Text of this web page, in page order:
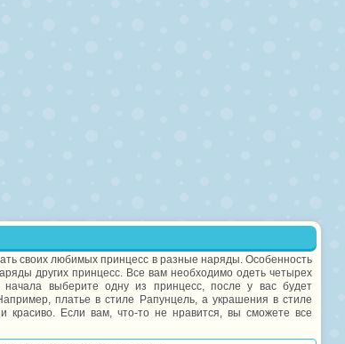
своих любимых принцесс в разные наряды. Особенность
других принцесс. Все вам необходимо одеть четырех
выберите одну из принцесс, после у вас будет
платье в стиле Рапунцель, а украшения в стиле
красиво. Если вам, что-то не нравится, вы сможете все